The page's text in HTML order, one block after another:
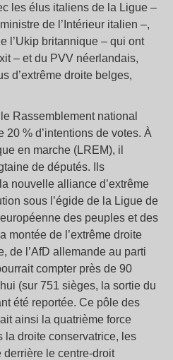
les élus italiens de la Ligue –
de l’Intérieur italien –,
l’Ukip britannique – qui ont
– et du PVV néerlandais,
d’extrême droite belges,
Rassemblement national
20 % d’intentions de votes. À
en marche (LREM), il
de députés. Ils
nouvelle alliance d’extrême
sous l’égide de la Ligue de
des peuples et des
montée de l’extrême droite
de l’AfD allemande au parti
compter près de 90
(sur 751 sièges, la sortie du
été reportée. Ce pôle des
ainsi la quatrième force
la droite conservatrice, les
le centre-droit